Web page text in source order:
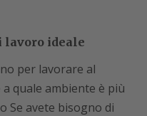
lavoro ideale
per lavorare al
quale ambiente è più
Se avete bisogno di